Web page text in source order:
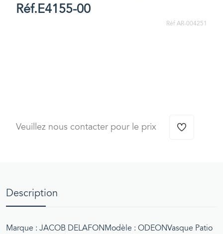
Réf.E4155-00
Réf AR-004251
Veuillez nous contacter pour le prix
Description
Marque : JACOB DELAFONModèle : ODEONVasque Patio